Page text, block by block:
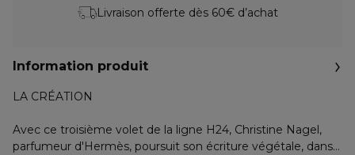
Livraison offerte dès 60€ d’achat
Information produit
LA CRÉATION
Avec ce troisième volet de la ligne H24, Christine Nagel,
parfumeur d'Hermès, poursuit son écriture végétale, dans